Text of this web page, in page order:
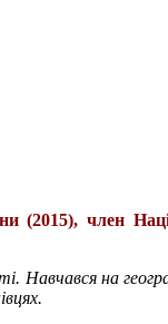
(2015), член
Навчався на